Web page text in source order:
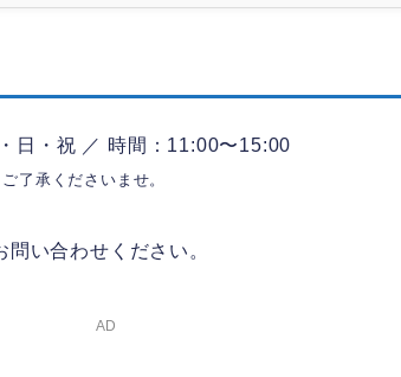
日・祝 ／ 時間：11:00〜15:00
了承くださいませ。
い合わせください。
AD